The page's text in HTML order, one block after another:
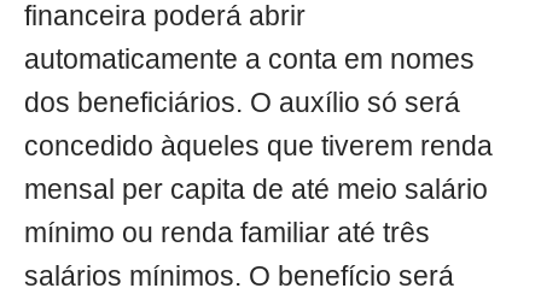
financeira poderá abrir
automaticamente a conta em nomes
dos beneficiários. O auxílio só será
concedido àqueles que tiverem renda
mensal per capita de até meio salário
mínimo ou renda familiar até três
salários mínimos. O benefício será